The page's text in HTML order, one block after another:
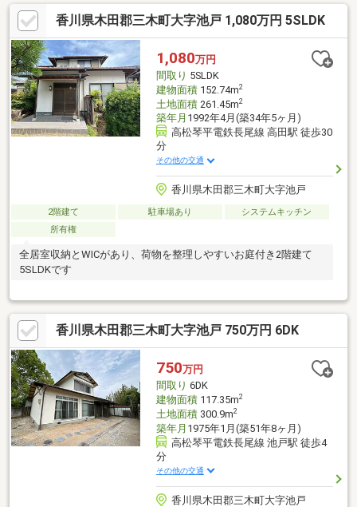
せ。各金融機関さんとのパイプを持っております！徳島県の不動
産屋ですが、香川県にスタッフが待機中♪お気軽にお問い合わせく
ださいませ！☆080-3664-1924 松下まで☆香川県進出キャンペー
ンをご用意しております！お問合せ時には、キャンペーン適用の
ご確認を必須でお願い致します☆
香川県木田郡三木町大字池戸 1,080万円 5SLDK
1,080万円
間取り 5SLDK
建物面積152.74m2
土地面積261.45m2
築年月 1992年4月(築34年5ヶ月)
高松琴平電鉄長尾線 高田駅 徒歩30
分
その他の交通
香川県木田郡三木町大字池戸
2階建て 駐車場あり
システムキッチン
所有権
全居室収納とWICがあり、荷物を整理しやすいお庭付き2階建て
5SLDKです
香川県木田郡三木町大字池戸 750万円 6DK
750万円
間取り 6DK
建物面積117.35m2
土地面積300.9m2
築年月 1975年1月(築51年8ヶ月)
高松琴平電鉄長尾線 池戸駅 徒歩4
分
その他の交通
香川県木田郡三木町大字池戸